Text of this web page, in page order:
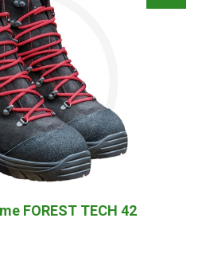
FOREST TECH 42